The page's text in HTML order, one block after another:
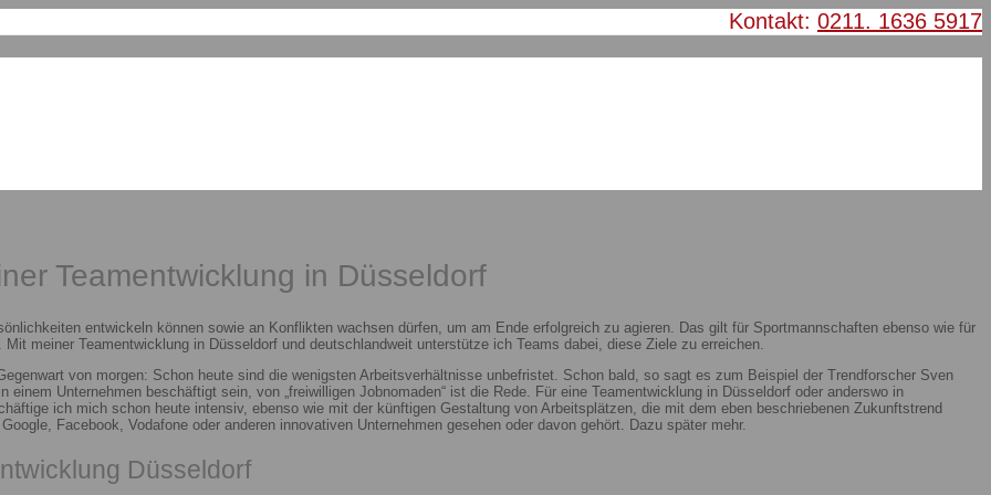
Kontakt: 0211. 1636 5917
Teamentwicklung in Düsseldorf
entwickeln können sowie an Konflikten wachsen dürfen, um am Ende erfolgreich zu agieren. Das gilt für Sportmannschaften ebenso wie für
meiner Teamentwicklung in Düsseldorf und deutschlandweit unterstütze ich Teams dabei, diese Ziele zu erreichen.
von morgen: Schon heute sind die wenigsten Arbeitsverhältnisse unbefristet. Schon bald, so sagt es zum Beispiel der Trendforscher Sven
Unternehmen beschäftigt sein, von „freiwilligen Jobnomaden“ ist die Rede. Für eine Teamentwicklung in Düsseldorf oder anderswo in
ich mich schon heute intensiv, ebenso wie mit der künftigen Gestaltung von Arbeitsplätzen, die mit dem eben beschriebenen Zukunftstrend
Facebook, Vodafone oder anderen innovativen Unternehmen gesehen oder davon gehört. Dazu später mehr.
Düsseldorf